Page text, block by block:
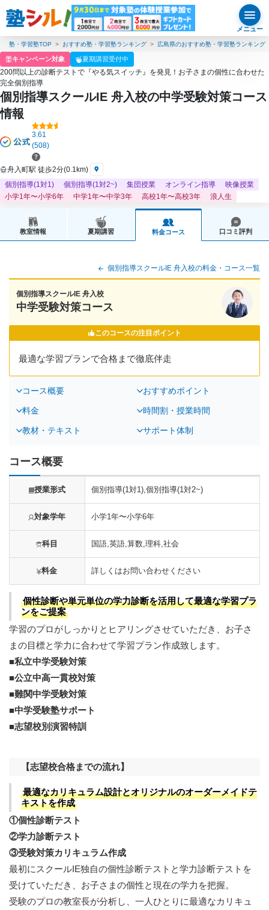
メニュー
塾・学習塾TOP おすすめ塾・学習塾ランキング 広島県のおすすめ塾・学習塾ランキング
キャンペーン対象 夏期講習受付中
200問以上の診断テストで『やる気スイッチ』を発見！お子さまの個性に合わせた
完全個別指導
個別指導スクールIE 舟入校の中学受験対策コース
情報
3.61
(508)
舟入町駅 徒歩2分(0.1km)
個別指導(1対1)
個別指導(1対2~) 集団授業 オンライン指導
映像授業
小学1年〜小学6年
中学1年〜中学3年 高校1年〜高校3年 浪人生
教室情報 夏期講習 料金コース 口コミ評判
個別指導スクールIE 舟入校の料金・コース一覧
個別指導スクールIE 舟入校
中学受験対策コース
このコースの注目ポイント
最適な学習プランで合格まで徹底伴走
コース概要 おすすめポイント
料金 時間割・授業時間
教材・テキスト サポート体制
コース概要
授業形式 個別指導(1対1),個別指導(1対2~)
対象学年 小学1年〜小学6年
科目 国語,英語,算数,理科,社会
料金 詳しくはお問い合わせください
個性診断や単元単位の学力診断を活用して最適な学習プラ
ンをご提案
学習のプロがしっかりとヒアリングさせていただき、お子さ
まの目標と学力に合わせて学習プラン作成致します。
■私立中学受験対策
■公立中高一貫校対策
■難関中学受験対策
■中学受験塾サポート
■志望校別演習特訓
【志望校合格までの流れ】
最適なカリキュラム設計とオリジナルのオーダーメイドテ
キストを作成
①個性診断テスト
②学力診断テスト
③受験対策カリキュラム作成
最初にスクールIE独自の個性診断テストと学力診断テストを
受けていただき、お子さまの個性と現在の学力を把握。
受験のプロの教室長が分析し、一人ひとりに最適なカリキュ